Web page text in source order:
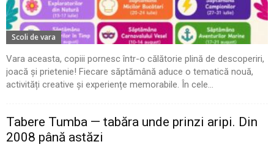
Scoli de vara
Vara aceasta, copiii pornesc într-o călătorie plină de descoperiri,
joacă și prietenie! Fiecare săptămână aduce o tematică nouă,
activități creative și experiențe memorabile. În cele...
Tabere Tumba — tabăra unde prinzi aripi. Din
2008 până astăzi